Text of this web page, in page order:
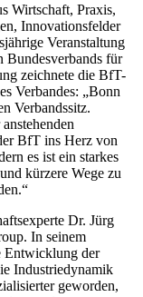
Wirtschaft, Praxis,
Innovationsfelder
Veranstaltung
Bundesverbands für
zeichnete die BfT-
Verbandes: „Bonn
Verbandssitz.
BfT ins Herz von
es ist ein starkes
kürzere Wege zu
Dr. Jürg
In seinem
Entwicklung der
Industriedynamik
geworden,